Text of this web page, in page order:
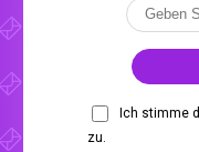
Ich stimme
zu.